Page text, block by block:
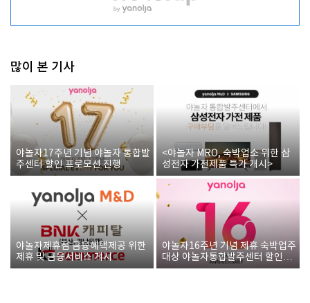
많이 본 기사
야놀자17주년 기념 야놀자 통합발
주센터 할인 프로모션 진행
<야놀자 MRO, 숙박업소 위한 삼
성전자 가전제품 특가 개시>
야놀자제휴점 금융혜택제공 위한
제휴 및 금융서비스 게시
야놀자16주년 기념 제휴 숙박업주
대상 야놀자통합발주센터 할인쿠
폰 증정